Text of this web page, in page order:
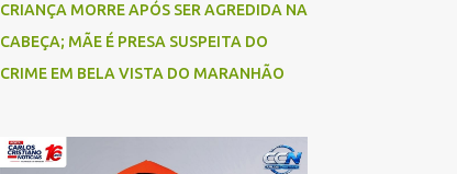
CRIANÇA MORRE APÓS SER AGREDIDA NA
CABEÇA; MÃE É PRESA SUSPEITA DO
CRIME EM BELA VISTA DO MARANHÃO